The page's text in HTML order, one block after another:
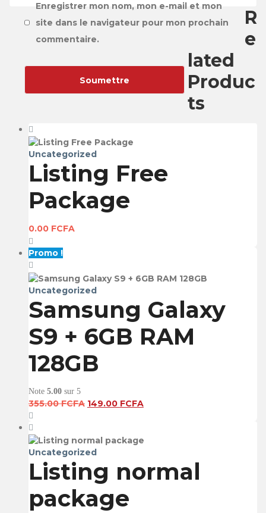
Enregistrer mon nom, mon e-mail et mon
site dans le navigateur pour mon prochain
commentaire.
R
e
lated
Produc
ts
Uncategorized
Listing Free
Package
0.00 FCFA
Promo !
Uncategorized
Samsung Galaxy
S9 + 6GB RAM
128GB
Note 5.00sur 5
355.00FCFA Le
était :
355.00 FCFA.
149.00 FCFALe
est :
Uncategorized
Listing normal
package